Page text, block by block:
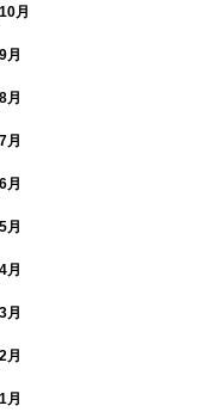
月
月
月
月
月
月
月
月
月
月